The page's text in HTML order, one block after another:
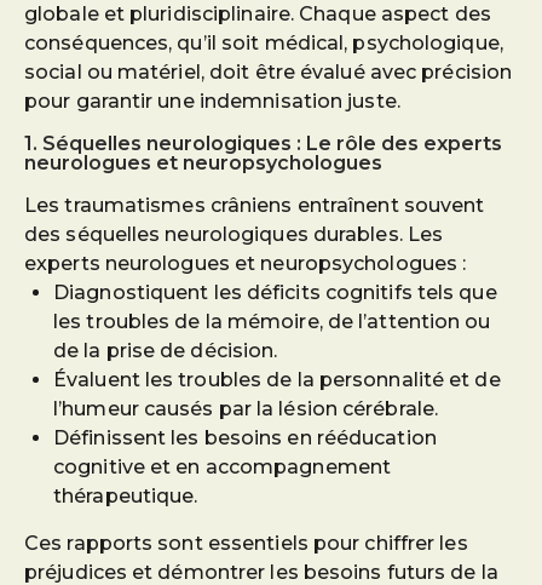
globale et pluridisciplinaire. Chaque aspect des
conséquences, qu’il soit médical, psychologique,
social ou matériel, doit être évalué avec précision
pour garantir une indemnisation juste.
1. Séquelles neurologiques : Le rôle des experts
neurologues et neuropsychologues
Les traumatismes crâniens entraînent souvent
des séquelles neurologiques durables. Les
experts neurologues et neuropsychologues :
Diagnostiquent les déficits cognitifs tels que
les troubles de la mémoire, de l’attention ou
de la prise de décision.
Évaluent les troubles de la personnalité et de
l’humeur causés par la lésion cérébrale.
Définissent les besoins en rééducation
cognitive et en accompagnement
thérapeutique.
Ces rapports sont essentiels pour chiffrer les
préjudices et démontrer les besoins futurs de la